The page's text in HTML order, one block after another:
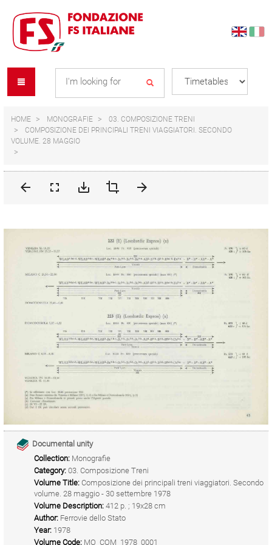
content
navigation
menu
HOME MONOGRAFIE
03. COMPOSIZIONE TRENI
COMPOSIZIONE DEI PRINCIPALI TRENI VIAGGIATORI. SECONDO
VOLUME. 28 MAGGIO
Documental unity
Collection: Monografie
Category: 03. Composizione Treni
Volume Title: Composizione dei principali treni viaggiatori. Secondo
volume. 28 maggio - 30 settembre 1978
Volume Description: 412 p. ; 19x28 cm
Author: Ferrovie dello Stato
Year: 1978
Volume Code: MO_COM_1978_0001